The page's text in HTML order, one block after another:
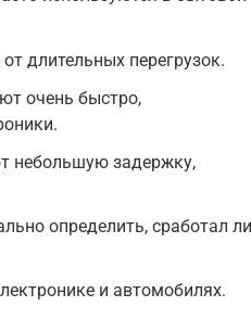
длительных перегрузок.
очень быстро,
небольшую задержку,
определить, сработал ли
и автомобилях.